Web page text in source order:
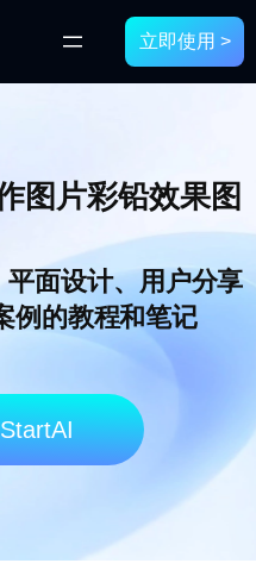
立即使用 >
图片彩铅效果图
面设计、用户分享
例的教程和笔记